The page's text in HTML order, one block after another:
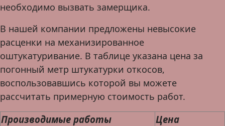
необходимо вызвать замерщика.
В нашей компании предложены невысокие
расценки на механизированное
оштукатуривание. В таблице указана цена за
погонный метр штукатурки откосов,
воспользовавшись которой вы можете
рассчитать примерную стоимость работ.
Производимые работы
Цена